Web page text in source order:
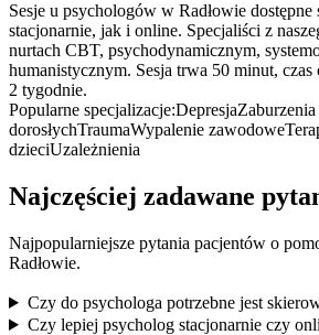
Sesje u psychologów w Radłowie dostępne
stacjonarnie, jak i online. Specjaliści z
nurtach CBT, psychodynamicznym,
humanistycznym. Sesja trwa 50 minut,
2 tygodnie.
Popularne specjalizacje:Depresja
dorosłychTraumaWypalenie zawodowe
dzieciUzależnienia
Najczęściej zadawane
Najpopularniejsze pytania pacjentów o
Radłowie.
Czy do psychologa potrzebne jest
Czy lepiej psycholog stacjonarnie czy